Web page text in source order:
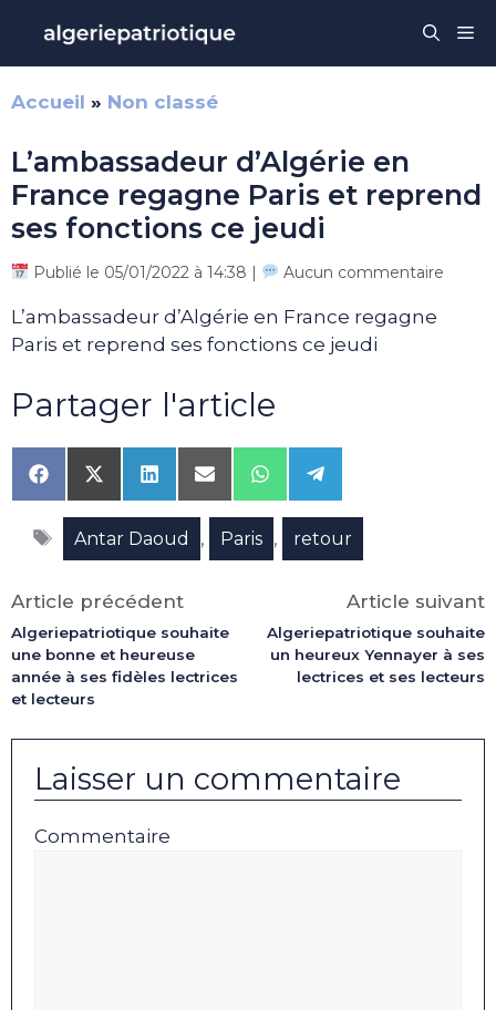
contenu
Accueil » Non classé
L’ambassadeur d’Algérie en
France regagne Paris et reprend
ses fonctions ce jeudi
Publié le 05/01/2022 à 14:38 | Aucun commentaire
L’ambassadeur d’Algérie en France regagne
Paris et reprend ses fonctions ce jeudi
Partager l'article
Share
on
Facebook
Share
on
X
(Twitter)
Share
on
LinkedIn
Share
on
Email
Share
on
WhatsApp
Share
on
Telegram
Étiquettes
Antar Daoud , Paris , retour
Article précédent
Algeriepatriotique souhaite
une bonne et heureuse
année à ses fidèles lectrices
et lecteurs
Article suivant
Algeriepatriotique souhaite
un heureux Yennayer à ses
lectrices et ses lecteurs
Laisser un commentaire
Commentaire